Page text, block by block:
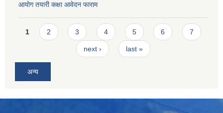
आयोग तयारी कक्षा आवेदन फाराम
Pages
1 2 3 4 5 6 7
next › last »
अन्य